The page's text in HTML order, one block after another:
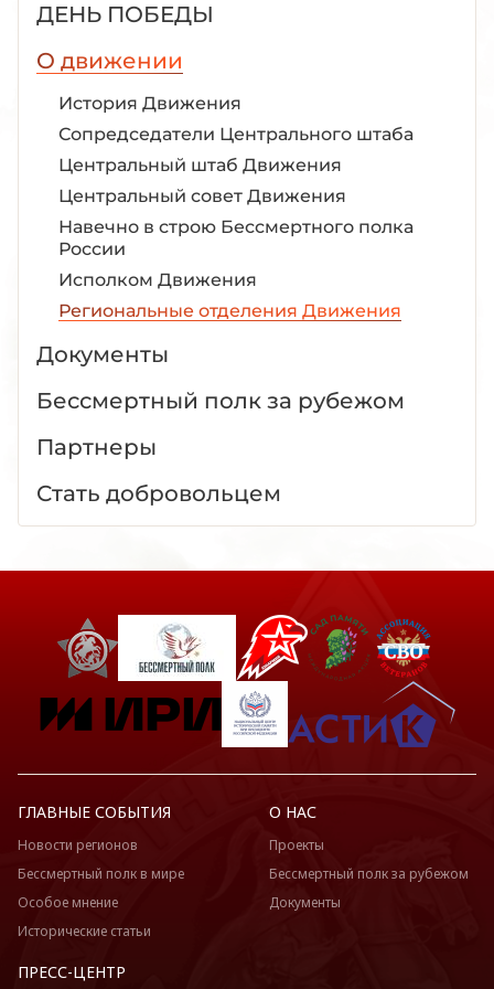
ДЕНЬ ПОБЕДЫ
О движении
История Движения
Сопредседатели Центрального штаба
Центральный штаб Движения
Центральный совет Движения
Навечно в строю Бессмертного полка
России
Исполком Движения
Региональные отделения Движения
Документы
Бессмертный полк за рубежом
Партнеры
Стать добровольцем
ГЛАВНЫЕ СОБЫТИЯ
Новости регионов
Бессмертный полк в мире
Особое мнение
Исторические статьи
О НАС
Проекты
Бессмертный полк за рубежом
Документы
ПРЕСС-ЦЕНТР